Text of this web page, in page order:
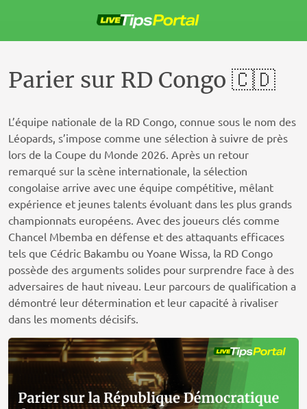
contenu
Parier sur RD Congo 🇨🇩
L’équipe nationale de la RD Congo, connue sous le nom des
Léopards, s’impose comme une sélection à suivre de près
lors de la Coupe du Monde 2026. Après un retour
remarqué sur la scène internationale, la sélection
congolaise arrive avec une équipe compétitive, mêlant
expérience et jeunes talents évoluant dans les plus grands
championnats européens. Avec des joueurs clés comme
Chancel Mbemba en défense et des attaquants efficaces
tels que Cédric Bakambu ou Yoane Wissa, la RD Congo
possède des arguments solides pour surprendre face à des
adversaires de haut niveau. Leur parcours de qualification a
démontré leur détermination et leur capacité à rivaliser
dans les moments décisifs.